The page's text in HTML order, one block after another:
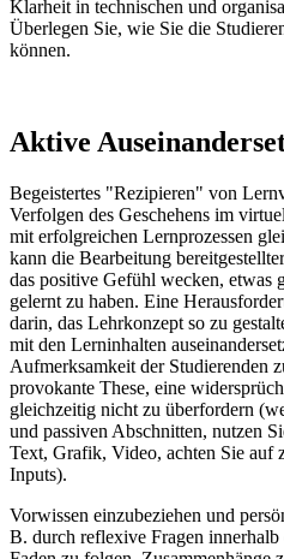
Klarheit in technischen und
Überlegen Sie, wie Sie die
können.
Aktive
Begeistertes "Rezipieren" von
Verfolgen des Geschehens im
mit erfolgreichen Lernprozessen
kann die Bearbeitung
das positive Gefühl wecken, etwas
gelernt zu haben. Eine
darin, das Lehrkonzept so zu
mit den Lerninhalten
Aufmerksamkeit der Studierenden
provokante These, eine
gleichzeitig nicht zu überfordern
und passiven Abschnitten, nutzen
Text, Grafik, Video, achten Sie auf
Inputs).
Vorwissen einzubeziehen und
B. durch reflexive Fragen innerhalb